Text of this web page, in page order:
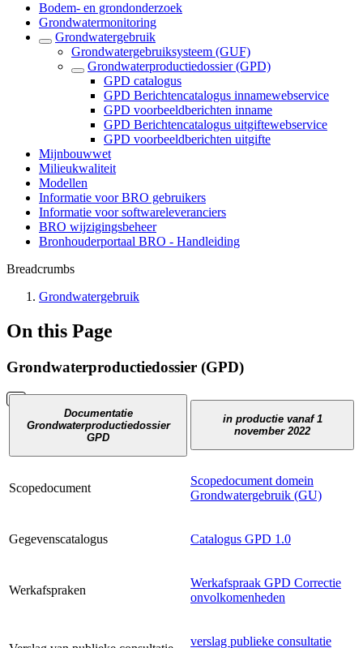
Bodem- en grondonderzoek
Grondwatermonitoring
Grondwatergebruik
Grondwatergebruiksysteem (GUF)
Grondwaterproductiedossier (GPD)
GPD catalogus
GPD Berichtencatalogus innamewebservice
GPD voorbeeldberichten inname
GPD Berichtencatalogus uitgiftewebservice
GPD voorbeeldberichten uitgifte
Mijnbouwwet
Milieukwaliteit
Modellen
Informatie voor BRO gebruikers
Informatie voor softwareleveranciers
BRO wijzigingsbeheer
Bronhouderportaal BRO - Handleiding
Breadcrumbs
Grondwatergebruik
On this Page
Grondwaterproductiedossier (GPD)
Documentatie
Grondwaterproductiedossier
GPD
in productie vanaf 1
november 2022
Scopedocument
Scopedocument domein
Grondwatergebruik (GU)
Gegevenscatalogus Catalogus GPD 1.0
Werkafspraken
Werkafspraak GPD Correctie
onvolkomenheden
verslag publieke consultatie